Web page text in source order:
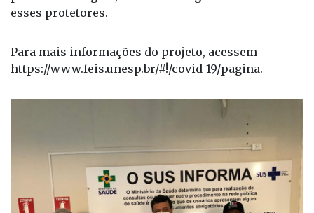
esses protetores.
Para mais informações do projeto, acessem
https://www.feis.unesp.br/#!/covid-19/pagina.